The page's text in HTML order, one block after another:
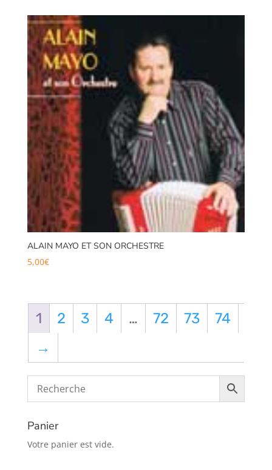
était :
8,50€.
est :
7,00€.
ALAIN MAYO ET SON ORCHESTRE
5,00€
1 2 3 4 … 72 73
74
→
Panier
Votre panier est vide.